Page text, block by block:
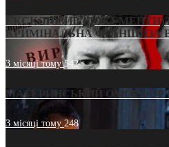
ЕКСКЛЮЗИВ (ДОКУМЕНТИ)/
КРИМІНАЛЬНА ФРАНШИЗА
3 місяці тому542
МАТЕРИНСЬКИЙ ОМОРФОР
3 місяці тому248